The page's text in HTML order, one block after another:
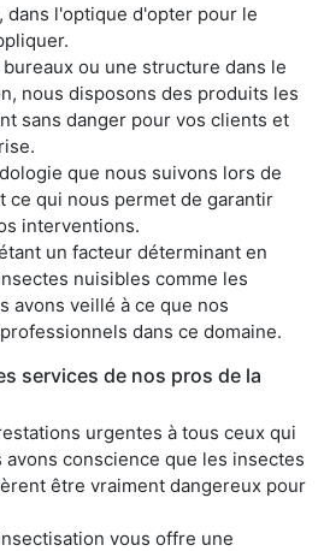
l'optique d'opter pour le
ou une structure dans le
nous disposons des produits les
sans danger pour vos clients et
que nous suivons lors de
ce qui nous permet de garantir
interventions.
un facteur déterminant en
nuisibles comme les
avons veillé à ce que nos
dans ce domaine.
services de nos pros de la
urgentes à tous ceux qui
conscience que les insectes
être vraiment dangereux pour
vous offre une